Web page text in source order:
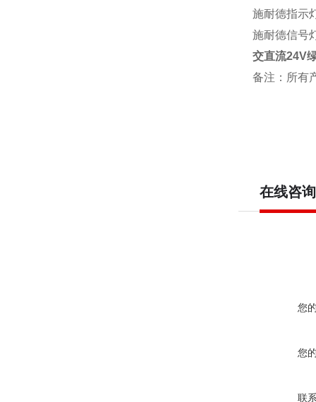
施耐德指示
施耐德信号
交直流24V
备注：所有
在线咨询
您
您
联